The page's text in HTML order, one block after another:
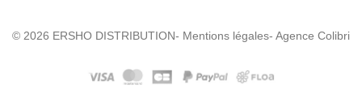
© 2026 ERSHO DISTRIBUTION- Mentions légales- Agence Colibri